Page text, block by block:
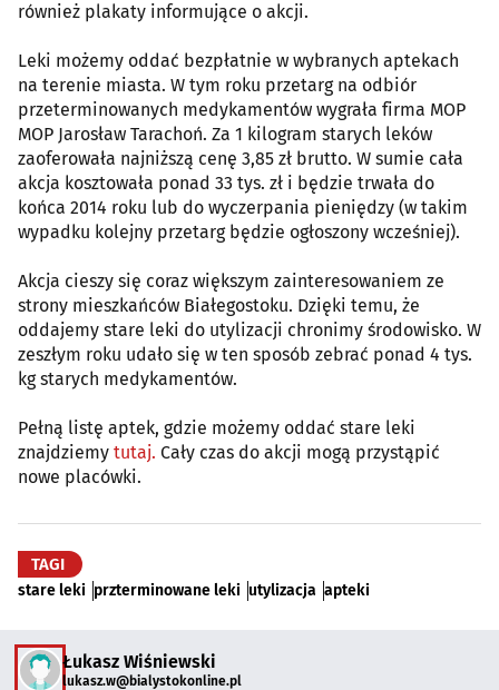
również plakaty informujące o akcji.
Leki możemy oddać bezpłatnie w wybranych aptekach
na terenie miasta. W tym roku przetarg na odbiór
przeterminowanych medykamentów wygrała firma MOP
MOP Jarosław Tarachoń. Za 1 kilogram starych leków
zaoferowała najniższą cenę 3,85 zł brutto. W sumie cała
akcja kosztowała ponad 33 tys. zł i będzie trwała do
końca 2014 roku lub do wyczerpania pieniędzy (w takim
wypadku kolejny przetarg będzie ogłoszony wcześniej).
Akcja cieszy się coraz większym zainteresowaniem ze
strony mieszkańców Białegostoku. Dzięki temu, że
oddajemy stare leki do utylizacji chronimy środowisko. W
zeszłym roku udało się w ten sposób zebrać ponad 4 tys.
kg starych medykamentów.
Pełną listę aptek, gdzie możemy oddać stare leki
znajdziemy tutaj. Cały czas do akcji mogą przystąpić
nowe placówki.
TAGI
stare leki przterminowane leki utylizacja apteki
Łukasz Wiśniewski
lukasz.w@bialystokonline.pl